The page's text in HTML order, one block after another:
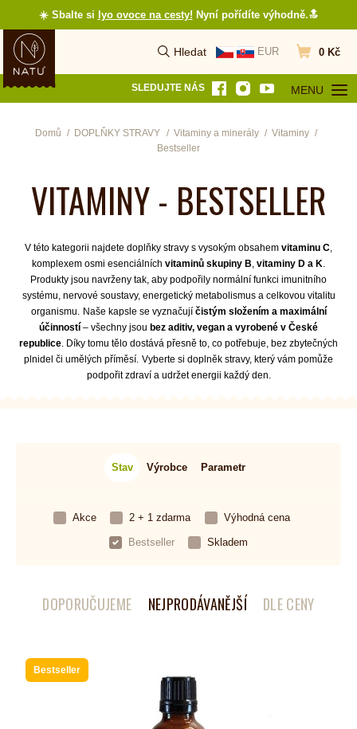
☀️ Sbalte si lyo ovoce na cesty! Nyní pořídíte výhodně.🔝
Hledat
Vyhledat
EUR
Přejít do
0 Kč
SLEDUJTE NÁS MENU
OTEVŘÍT
Domů DOPLŇKY STRAVY Vitaminy a minerály
Vitaminy
Bestseller
VITAMINY - BESTSELLER
V této kategorii najdete doplňky stravy s vysokým obsahem vitaminu C
komplexem osmi esenciálních vitaminů skupiny B vitaminy D a K
Produkty jsou navrženy tak, aby podpořily normální funkci imunitního
systému, nervové soustavy, energetický metabolismus a celkovou vitalitu
organismu.
Naše kapsle se vyznačují čistým složením a maximální
účinností – všechny jsou bez aditiv, vegan a vyrobené v České
republice . Díky tomu tělo dostává přesně to, co potřebuje, bez zbytečných
plnidel či umělých příměsí. Vyberte si doplněk stravy, který vám pomůže
podpořit zdraví a udržet energii každý den.
Stav Výrobce Parametr
Akce 2 + 1 zdarma Výhodná cena
Bestseller Skladem
DOPORUČUJEME NEJPRODÁVANĚJŠÍ DLE CENY
Bestseller